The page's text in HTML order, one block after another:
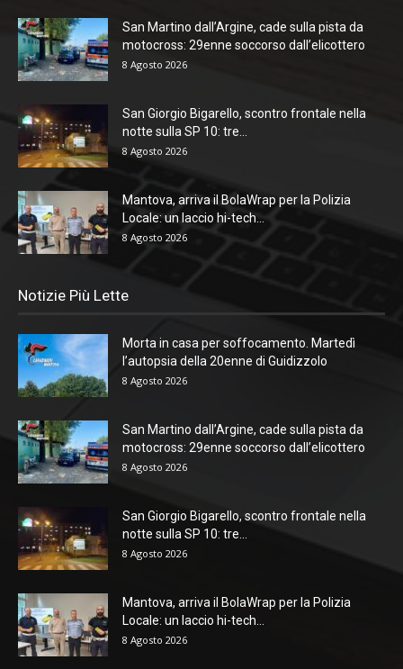
San Martino dall’Argine, cade sulla pista da
motocross: 29enne soccorso dall’elicottero
8 Agosto 2026
San Giorgio Bigarello, scontro frontale nella
notte sulla SP 10: tre...
8 Agosto 2026
Mantova, arriva il BolaWrap per la Polizia
Locale: un laccio hi-tech...
8 Agosto 2026
Notizie Più Lette
Morta in casa per soffocamento. Martedì
l’autopsia della 20enne di Guidizzolo
8 Agosto 2026
San Martino dall’Argine, cade sulla pista da
motocross: 29enne soccorso dall’elicottero
8 Agosto 2026
San Giorgio Bigarello, scontro frontale nella
notte sulla SP 10: tre...
8 Agosto 2026
Mantova, arriva il BolaWrap per la Polizia
Locale: un laccio hi-tech...
8 Agosto 2026